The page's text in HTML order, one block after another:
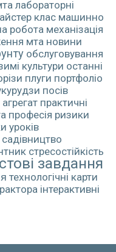
лабораторні
клас машинно
робота механізація
мта новини
обслуговування
культури останні
плуги портфоліо
посів
практичні
професія ризики
уроків
садівництво
стресостійкість
завдання
технологічні карти
інтерактивні